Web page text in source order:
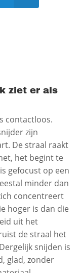
ziet er als
contactloos.
zijn
De straal raakt
het begint te
gefocust op een
minder dan
concentreert
hoger is dan die
uit het
de straal het
snijden is
glad, zonder